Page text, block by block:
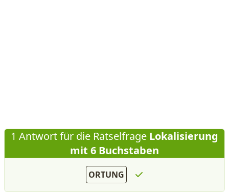
1 Antwort für die Rätselfrage Lokalisierung
mit 6 Buchstaben
ORTUNG